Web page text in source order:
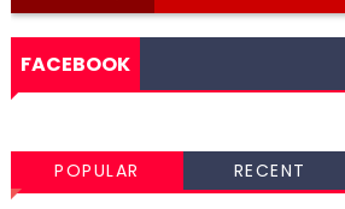
FACEBOOK
POPULAR RECENT